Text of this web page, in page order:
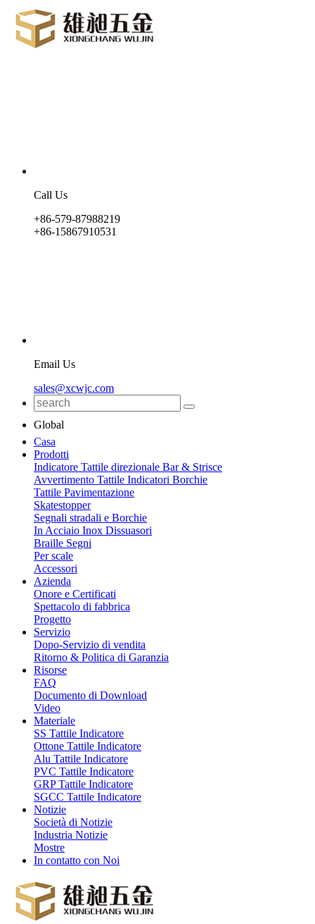
Call Us
+86-579-87988219
+86-15867910531
Email Us
sales@xcwjc.com
Global
Casa
Prodotti
Indicatore Tattile direzionale Bar & Strisce
Avvertimento Tattile Indicatori Borchie
Tattile Pavimentazione
Skatestopper
Segnali stradali e Borchie
In Acciaio Inox Dissuasori
Braille Segni
Per scale
Accessori
Azienda
Onore e Certificati
Spettacolo di fabbrica
Progetto
Servizio
Dopo-Servizio di vendita
Ritorno & Politica di Garanzia
Risorse
FAQ
Documento di Download
Video
Materiale
SS Tattile Indicatore
Ottone Tattile Indicatore
Alu Tattile Indicatore
PVC Tattile Indicatore
GRP Tattile Indicatore
SGCC Tattile Indicatore
Notizie
Società di Notizie
Industria Notizie
Mostre
In contatto con Noi